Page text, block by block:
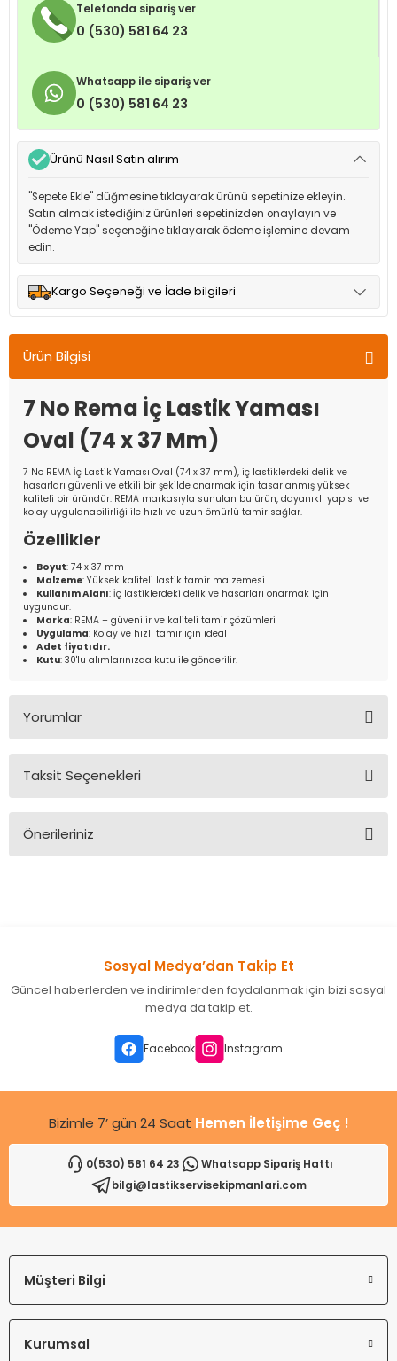
Telefonda sipariş ver
0 (530) 581 64 23
Whatsapp ile sipariş ver
0 (530) 581 64 23
Ürünü Nasıl Satın alırım
"Sepete Ekle" düğmesine tıklayarak ürünü sepetinize ekleyin.
Satın almak istediğiniz ürünleri sepetinizden onaylayın ve
"Ödeme Yap" seçeneğine tıklayarak ödeme işlemine devam
edin.
Kargo Seçeneği ve İade bilgileri
adresinize teslim edilir.
Ürün Bilgisi
7 No Rema İç Lastik Yaması
Oval (74 x 37 Mm)
7 No REMA İç Lastik Yaması Oval (74 x 37 mm), iç lastiklerdeki delik ve
hasarları güvenli ve etkili bir şekilde onarmak için tasarlanmış yüksek
kaliteli bir üründür. REMA markasıyla sunulan bu ürün, dayanıklı yapısı ve
kolay uygulanabilirliği ile hızlı ve uzun ömürlü tamir sağlar.
Özellikler
Boyut: 74 x 37 mm
Malzeme: Yüksek kaliteli lastik tamir malzemesi
Kullanım Alanı: İç lastiklerdeki delik ve hasarları onarmak için
uygundur.
Marka: REMA – güvenilir ve kaliteli tamir çözümleri
Uygulama: Kolay ve hızlı tamir için ideal
Adet fiyatıdır.
Kutu: 30'lu alımlarınızda kutu ile gönderilir.
Yorumlar
Taksit Seçenekleri
Önerileriniz
Ürün resmi kalitesiz, bozuk veya görüntülenemiyor.
Ürün açıklamasında eksik bilgiler bulunuyor.
Ürün fiyatı diğer sitelerden daha pahalı.
Gönder
Sosyal Medya’dan Takip Et
Güncel haberlerden ve indirimlerden faydalanmak için bizi sosyal
medya da takip et.
Facebook Instagram
Bizimle 7’ gün 24 Saat Hemen İletişime Geç !
0(530) 581 64 23
Whatsapp Sipariş Hattı
bilgi@lastikservisekipmanlari.com
Müşteri Bilgi
Kurumsal